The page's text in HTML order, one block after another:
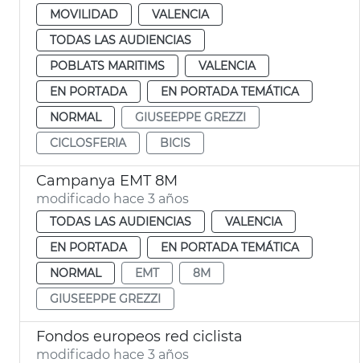
MOVILIDAD
VALENCIA
TODAS LAS AUDIENCIAS
POBLATS MARITIMS
VALENCIA
EN PORTADA
EN PORTADA TEMÁTICA
NORMAL
GIUSEEPPE GREZZI
CICLOSFERIA
BICIS
Campanya EMT 8M
modificado hace 3 años
TODAS LAS AUDIENCIAS
VALENCIA
EN PORTADA
EN PORTADA TEMÁTICA
NORMAL
EMT
8M
GIUSEEPPE GREZZI
Fondos europeos red ciclista
modificado hace 3 años